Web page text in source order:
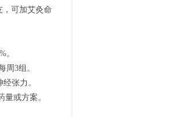
，可加艾灸命
。
周3组。
张力。
或方案。